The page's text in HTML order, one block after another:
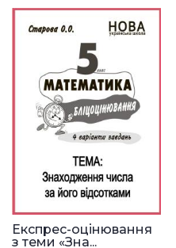
Експрес-оцінювання
з теми «Зна...